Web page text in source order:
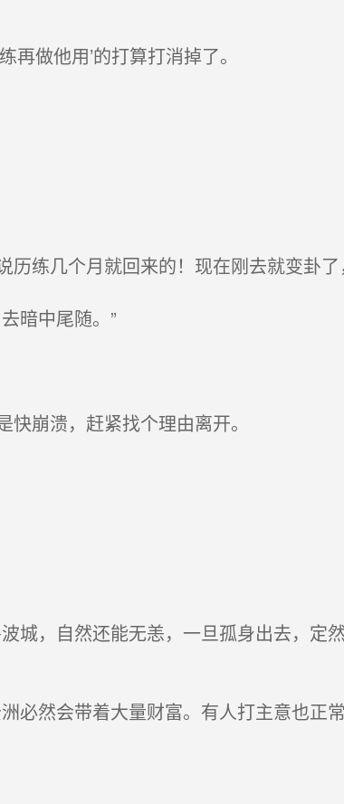
做他用’的打算打消掉了。
练几个月就回来的！现在刚去就变卦了
暗中尾随。”
崩溃，赶紧找个理由离开。
城，自然还能无恙，一旦孤身出去，定
必然会带着大量财富。有人打主意也正